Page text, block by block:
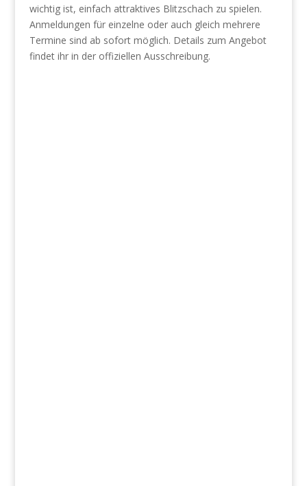
wichtig ist, einfach attraktives Blitzschach zu spielen.
Anmeldungen für einzelne oder auch gleich mehrere
Termine sind ab sofort möglich. Details zum Angebot
findet ihr in der offiziellen Ausschreibung.